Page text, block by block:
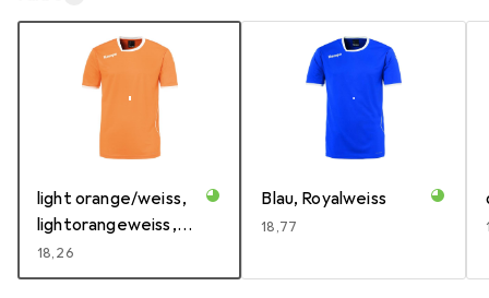
light orange/weiss,
lightorangeweiss,
orange/white
EUR
18,26
Blau, Royalweiss
EUR
18,77